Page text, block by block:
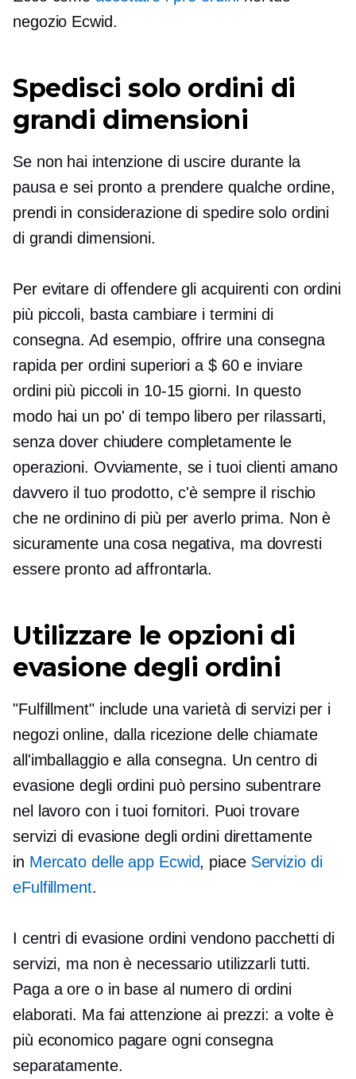
negozio Ecwid.
Spedisci solo ordini di
grandi dimensioni
Se non hai intenzione di uscire durante la
pausa e sei pronto a prendere qualche ordine,
prendi in considerazione di spedire solo ordini
di grandi dimensioni.
Per evitare di offendere gli acquirenti con ordini
più piccoli, basta cambiare i termini di
consegna. Ad esempio, offrire una consegna
rapida per ordini superiori a $ 60 e inviare
ordini più piccoli in 10-15 giorni. In questo
modo hai un po' di tempo libero per rilassarti,
senza dover chiudere completamente le
operazioni. Ovviamente, se i tuoi clienti amano
davvero il tuo prodotto, c'è sempre il rischio
che ne ordinino di più per averlo prima. Non è
sicuramente una cosa negativa, ma dovresti
essere pronto ad affrontarla.
Utilizzare le opzioni di
evasione degli ordini
"Fulfillment" include una varietà di servizi per i
negozi online, dalla ricezione delle chiamate
all'imballaggio e alla consegna. Un centro di
evasione degli ordini può persino subentrare
nel lavoro con i tuoi fornitori. Puoi trovare
servizi di evasione degli ordini direttamente
in Mercato delle app Ecwid, piace Servizio di
eFulfillment.
I centri di evasione ordini vendono pacchetti di
servizi, ma non è necessario utilizzarli tutti.
Paga a ore o in base al numero di ordini
elaborati. Ma fai attenzione ai prezzi: a volte è
più economico pagare ogni consegna
separatamente.